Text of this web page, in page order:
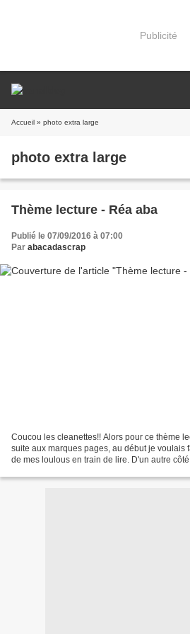
Publicité
Accueil » photo extra large
photo extra large
Thème lecture - Réa aba
Publié le 07/09/2016 à 07:00
Par abacadascrap
Coucou les cleanettes!! Alors pour ce thème
suite aux marques pages, au début je voulais
de mes loulous en train de lire. D'un autre